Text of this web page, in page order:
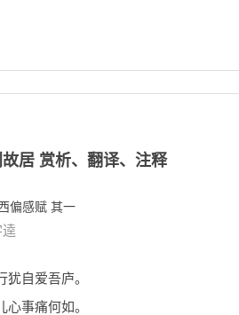
居 赏析、翻译、注释
偏感赋 其一
自爱吾庐。
事痛何如。